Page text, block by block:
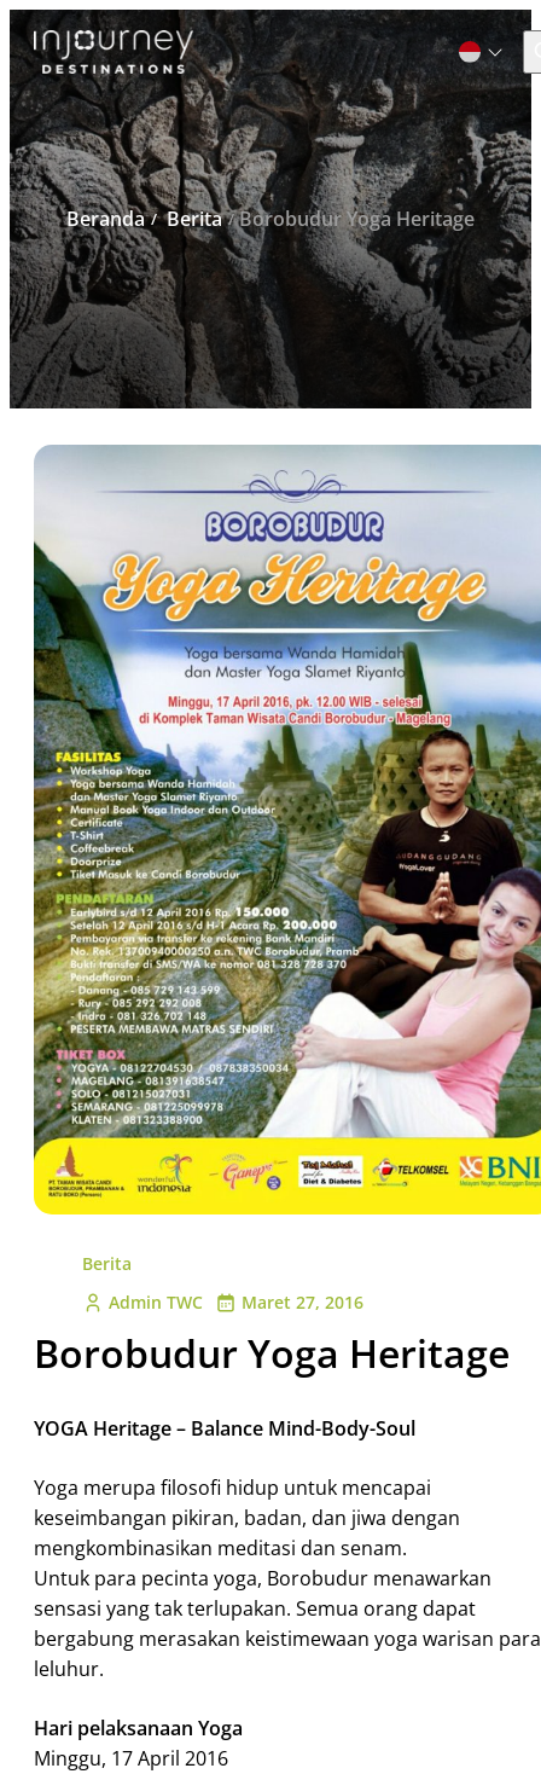
Cari
untuk:
Beranda Berita Borobudur Yoga Heritage
Berita
Admin TWC
Maret 27, 2016
Borobudur Yoga Heritage
YOGA Heritage – Balance Mind-Body-Soul
Yoga merupa filosofi hidup untuk mencapai
keseimbangan pikiran, badan, dan jiwa dengan
mengkombinasikan meditasi dan senam.
Untuk para pecinta yoga, Borobudur menawarkan
sensasi yang tak terlupakan. Semua orang dapat
bergabung merasakan keistimewaan yoga warisan para
leluhur.
Hari pelaksanaan Yoga
Minggu, 17 April 2016